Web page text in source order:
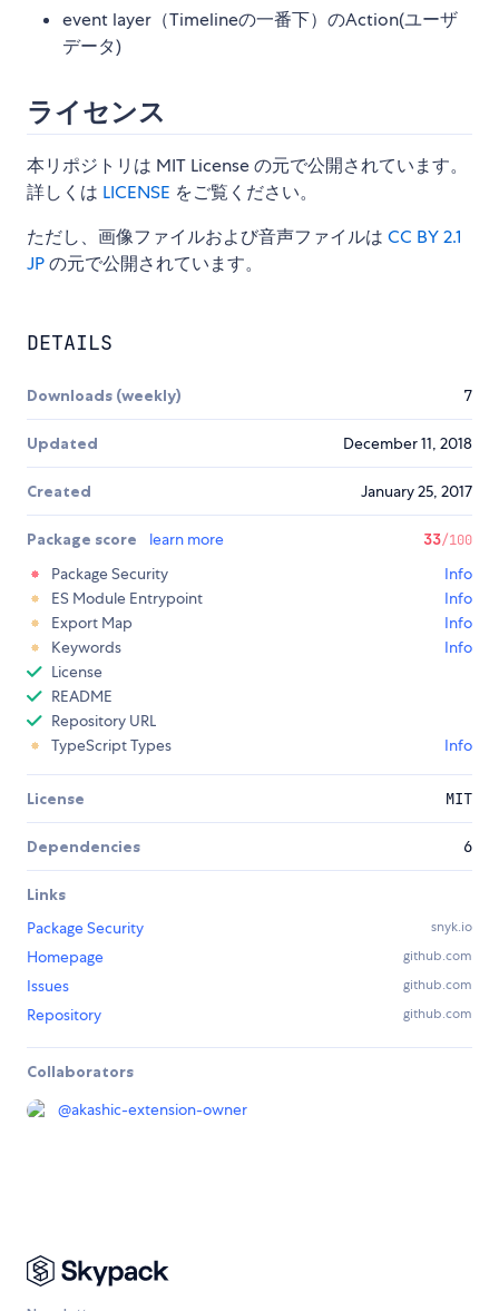
event layer（Timelineの一番下）のAction(ユーザ
データ)
ライセンス
本リポジトリは MIT License の元で公開されています。
詳しくは LICENSE をご覧ください。
ただし、画像ファイルおよび音声ファイルは CC BY 2.1
JPの元で公開されています。
DETAILS
Downloads (weekly) 7
Updated December 11, 2018
Created January 25, 2017
Package score learn more 33/100
Package Security
Info
ES Module Entrypoint
Info
Export Map
Info
Keywords
Info
License
README
Repository URL
TypeScript Types
Info
License MIT
Dependencies 6
Links
Package Security
snyk.io
Homepage github.com
Issues github.com
Repository github.com
Collaborators
@akashic-extension-owner